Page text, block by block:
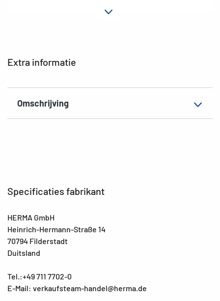
Extra informatie
Omschrijving
Specificaties fabrikant
HERMA GmbH
Heinrich-Hermann-Straße 14
70794 Filderstadt
Duitsland
Tel.:+49 711 7702-0
E-Mail: verkaufsteam-handel@herma.de